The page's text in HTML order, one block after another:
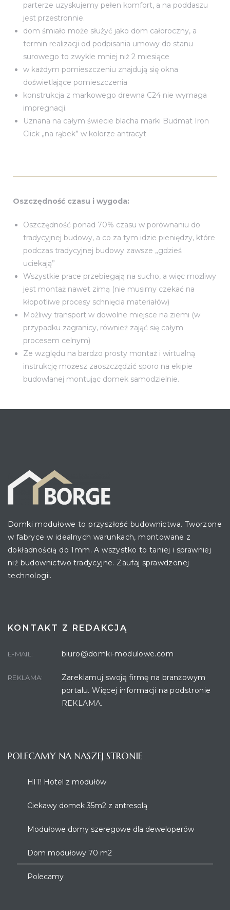
parterze uzyskujemy pełen komfort, a na poddaszu
jest przestronnie.
dom śmiało może służyć jako dom całoroczny, a
termin realizacji od podpisania umowy do stanu
surowego to zwykle mniej niż 2 miesiące
w każdym pomieszczeniu znajdują się okna
doświetlające pomieszczenia
konstrukcja z markowego drewna C24 nie wymaga
impregnacji.
Uznana na całym świecie blacha marki Budmat Iron
Click „na rąbek” w kolorze antracyt
Oszczędność czasu i wygoda:
Oszczędność ponad 70% czasu w porównaniu do
tradycyjnej budowy, a co za tym idzie pieniędzy, które
podczas tradycyjnej budowy zawsze „gdzieś
uciekają”
Wszystkie prace przebiegają na sucho, a więc możliwy
jest montaż nawet zimą (nie musimy czekać na
kłopotliwe procesy schnięcia materiałów)
Możliwy transport w dowolne miejsce na ziemi (w
przypadku zagranicy, również zająć się całym
procesem celnym)
Ze względu na bardzo prosty montaż i wirtualną
instrukcję możesz zaoszczędzić sporo na ekipie
budowlanej montując domek samodzielnie.
Domki modułowe to przyszłość budownictwa. Tworzone
w fabryce w idealnych warunkach, montowane z
dokładnością do 1mm. A wszystko to taniej i sprawniej
niż budownictwo tradycyjne. Zaufaj sprawdzonej
technologii.
KONTAKT Z REDAKCJĄ
E-MAIL: biuro@domki-modulowe.com
REKLAMA:
Zareklamuj swoją firmę na branżowym
portalu. Więcej informacji na podstronie
REKLAMA.
POLECAMY NA NASZEJ STRONIE
HIT! Hotel z modułów
Ciekawy domek 35m2 z antresolą
Modułowe domy szeregowe dla deweloperów
Dom modułowy 70 m2
Polecamy